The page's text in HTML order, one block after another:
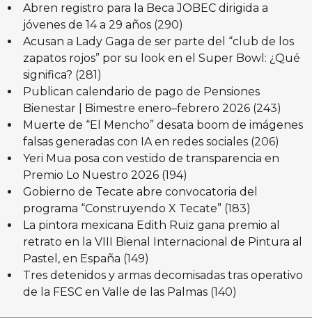
Abren registro para la Beca JOBEC dirigida a
jóvenes de 14 a 29 años (290)
Acusan a Lady Gaga de ser parte del “club de los
zapatos rojos” por su look en el Super Bowl: ¿Qué
significa? (281)
Publican calendario de pago de Pensiones
Bienestar | Bimestre enero–febrero 2026 (243)
Muerte de “El Mencho” desata boom de imágenes
falsas generadas con IA en redes sociales (206)
Yeri Mua posa con vestido de transparencia en
Premio Lo Nuestro 2026 (194)
Gobierno de Tecate abre convocatoria del
programa “Construyendo X Tecate” (183)
La pintora mexicana Edith Ruiz gana premio al
retrato en la VIII Bienal Internacional de Pintura al
Pastel, en España (149)
Tres detenidos y armas decomisadas tras operativo
de la FESC en Valle de las Palmas (140)